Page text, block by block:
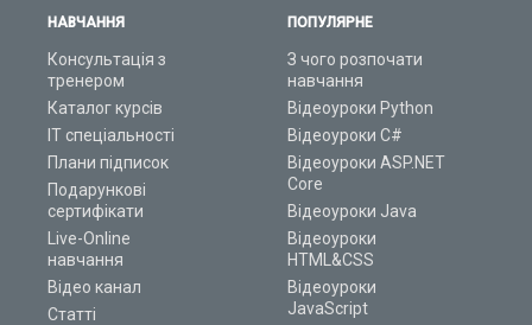
НАВЧАННЯ
Консультація з
тренером
Каталог курсів
ІТ спеціальності
Плани підписок
Подарункові
сертифікати
Live-Online
навчання
Відео канал
Статті
ПОПУЛЯРНЕ
З чого розпочати
навчання
Відеоуроки Python
Відеоуроки C#
Відеоуроки ASP.NET
Core
Відеоуроки Java
Відеоуроки
HTML&CSS
Відеоуроки
JavaScript